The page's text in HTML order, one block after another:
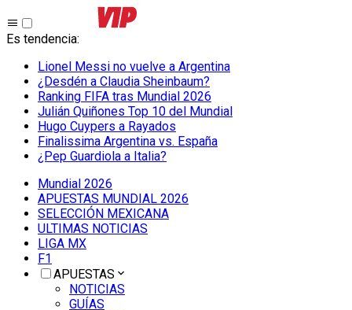
Es tendencia:
Lionel Messi no vuelve a Argentina
¿Desdén a Claudia Sheinbaum?
Ranking FIFA tras Mundial 2026
Julián Quiñones Top 10 del Mundial
Hugo Cuypers a Rayados
Finalissima Argentina vs. España
¿Pep Guardiola a Italia?
Mundial 2026
APUESTAS MUNDIAL 2026
SELECCIÓN MEXICANA
ULTIMAS NOTICIAS
LIGA MX
F1
APUESTAS
NOTICIAS
GUÍAS